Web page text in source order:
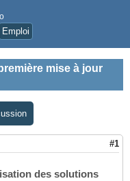
Emploi
mise à jour
#1
des solutions